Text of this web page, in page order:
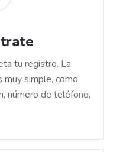
tu registro. La
muy simple, como
número de teléfono,